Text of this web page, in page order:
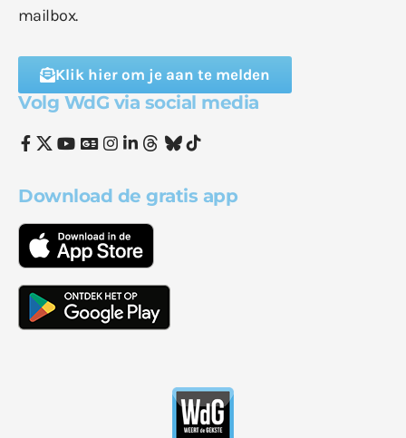
mailbox.
Klik hier om je aan te melden
Volg WdG via social media
Download de gratis app